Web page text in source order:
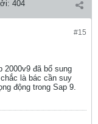
404
#15
2000v9 đã bổ sung
là bác cần suy
động trong Sap 9.